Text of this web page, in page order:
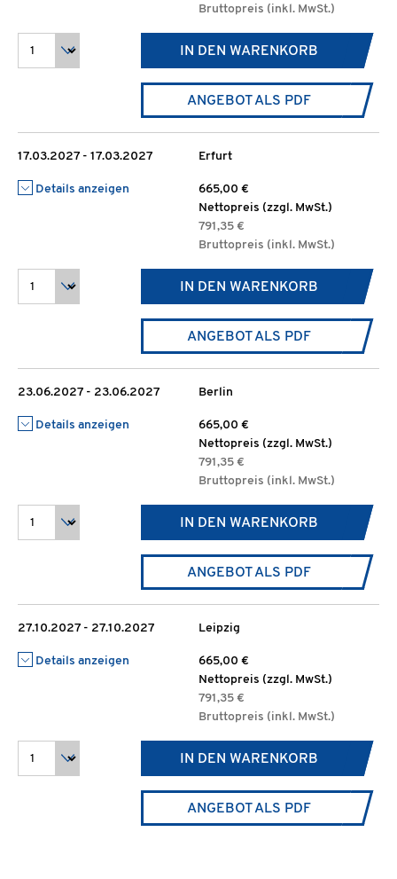
Bruttopreis (inkl. MwSt.)
IN DEN WARENKORB
ANGEBOT ALS PDF
17.03.2027 - 17.03.2027 Erfurt
Details anzeigen
665,00 €
Nettopreis (zzgl. MwSt.)
791,35 €
Bruttopreis (inkl. MwSt.)
IN DEN WARENKORB
ANGEBOT ALS PDF
23.06.2027 - 23.06.2027 Berlin
Details anzeigen
665,00 €
Nettopreis (zzgl. MwSt.)
791,35 €
Bruttopreis (inkl. MwSt.)
IN DEN WARENKORB
ANGEBOT ALS PDF
27.10.2027 - 27.10.2027 Leipzig
Details anzeigen
665,00 €
Nettopreis (zzgl. MwSt.)
791,35 €
Bruttopreis (inkl. MwSt.)
IN DEN WARENKORB
ANGEBOT ALS PDF